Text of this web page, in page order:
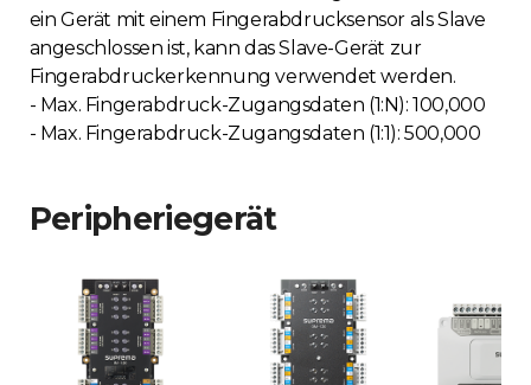
ein Gerät mit einem Fingerabdrucksensor als Slave
angeschlossen ist, kann das Slave-Gerät zur
Fingerabdruckerkennung verwendet werden.
- Max. Fingerabdruck-Zugangsdaten (1:N): 100,000
- Max. Fingerabdruck-Zugangsdaten (1:1): 500,000
Peripheriegerät